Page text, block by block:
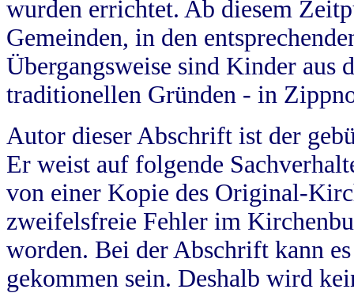
wurden errichtet. Ab diesem
Gemeinden, in den
Übergangsweise sind Kinder aus
traditionellen Gründen - in
Autor dieser Abschrift ist der
Er weist auf folgende
von einer Kopie des Original-
zweifelsfreie Fehler im
worden. Bei der Abschrift kann
gekommen sein. Deshalb wird